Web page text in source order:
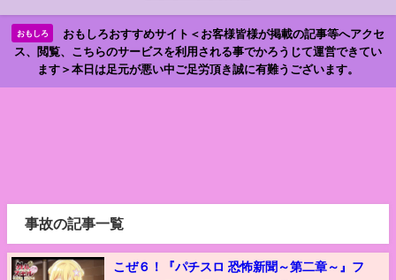
おもしろ
おもしろおすすめサイト＜お客様皆様が掲載の記事等へアクセ
ス、閲覧、こちらのサービスを利用される事でかろうじて運営できてい
ます＞本日は足元が悪い中ご足労頂き誠に有難うございます。
事故の記事一覧
こぜ６！『パチスロ 恐怖新聞～第二章～』フ